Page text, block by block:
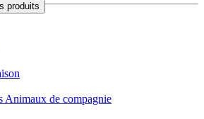
produits
Animaux de compagnie